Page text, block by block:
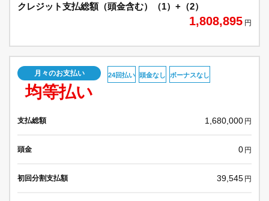
クレジット支払総額（頭金含む）（1）+（2）
1,808,895 円
月々のお支払い
均等払い
24回払い 頭金なし ボーナスなし
支払総額 1,680,000 円
頭金 0 円
初回分割支払額 39,545 円